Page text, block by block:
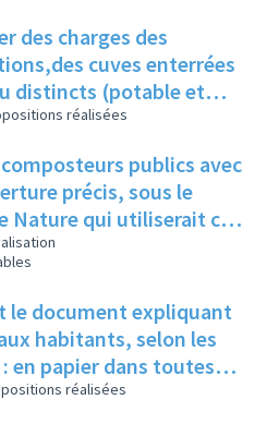
des charges des
cuves enterrées
distincts (potable et
réalisées
publics avec
précis, sous le
utiliserait ce
des espaces verts
le document expliquant
habitants, selon les
en papier dans toutes
du public
réalisées